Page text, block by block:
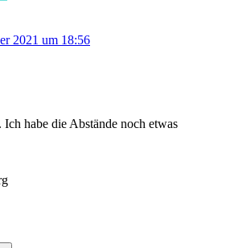
2021 um 18:56
Ich habe die Abstände noch etwas